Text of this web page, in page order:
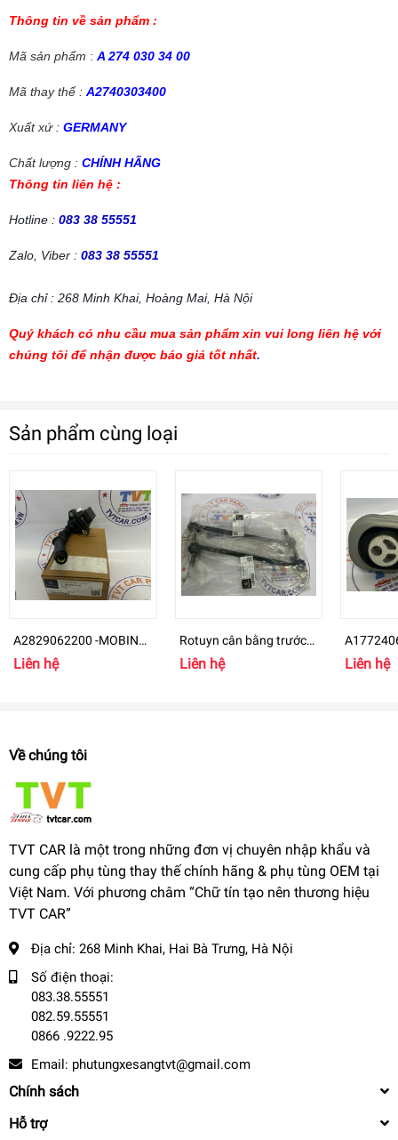
Thông tin về sản phẩm :
Mã sản phẩm : A 274 030 34 00
Mã thay thế : A2740303400
Xuất xứ : GERMANY
Chất lượng : CHÍNH HÃNG
Thông tin liên hệ :
Hotline : 083 38 55551
Zalo, Viber : 083 38 55551
Địa chỉ : 268 Minh Khai, Hoàng Mai, Hà Nội
Quý khách có nhu cầu mua sản phẩm xin vui long liên hệ với
chúng tôi để nhận được báo giá tốt nhất.
Sản phẩm cùng loại
A2829062200 -MOBIN
Mercedes-Benz B
Liên hệ
Rotuyn cân bằng trước
Mercedes-Benz GLB 200
- A2473204200
Liên hệ
chân
GLB
Liên hệ
Về chúng tôi
TVT CAR là một trong những đơn vị chuyên nhập khẩu và
cung cấp phụ tùng thay thế chính hãng & phụ tùng OEM tại
Việt Nam. Với phương châm “Chữ tín tạo nên thương hiệu
TVT CAR”
Địa chỉ: 268 Minh Khai, Hai Bà Trưng, Hà Nội
Số điện thoại:
083.38.55551
082.59.55551
0866 .9222.95
Email: phutungxesangtvt@gmail.com
Chính sách
Hỗ trợ